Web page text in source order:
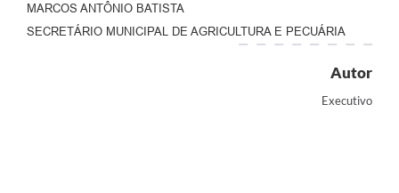
MARCOS ANTÔNIO BATISTA
SECRETÁRIO MUNICIPAL DE AGRICULTURA E PECUÁRIA
Autor
Executivo